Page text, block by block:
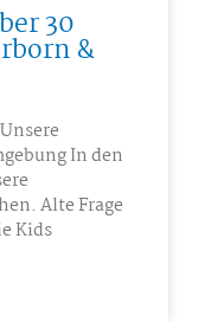
30
&
In den
Alte Frage
Kids